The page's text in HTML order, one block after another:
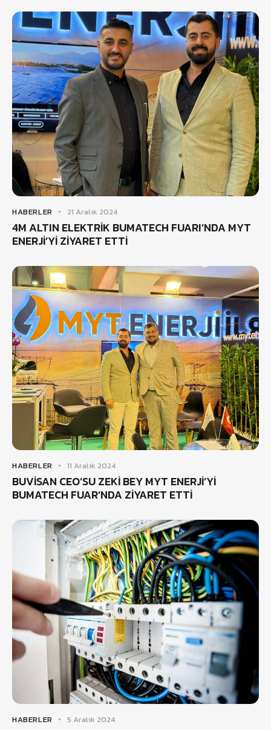
HABERLER 21 Aralık 2024
4M ALTIN ELEKTRİK BUMATECH FUARI’NDA MYT
ENERJİ’Yİ ZİYARET ETTİ
HABERLER 11 Aralık 2024
BUVİSAN CEO’SU ZEKİ BEY MYT ENERJİ’Yİ
BUMATECH FUAR’NDA ZİYARET ETTİ
HABERLER 5 Aralık 2024